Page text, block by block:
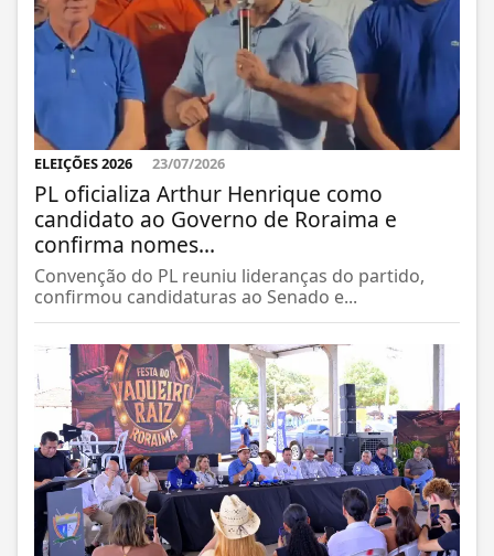
ELEIÇÕES 2026 23/07/2026
PL oficializa Arthur Henrique como
candidato ao Governo de Roraima e
confirma nomes...
Convenção do PL reuniu lideranças do partido,
confirmou candidaturas ao Senado e...